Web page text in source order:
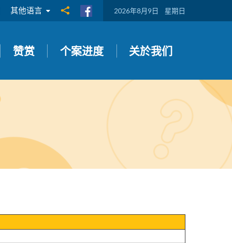
其他语言 分享到 2026年8月9日 星期日
赞赏 个案进度 关於我们